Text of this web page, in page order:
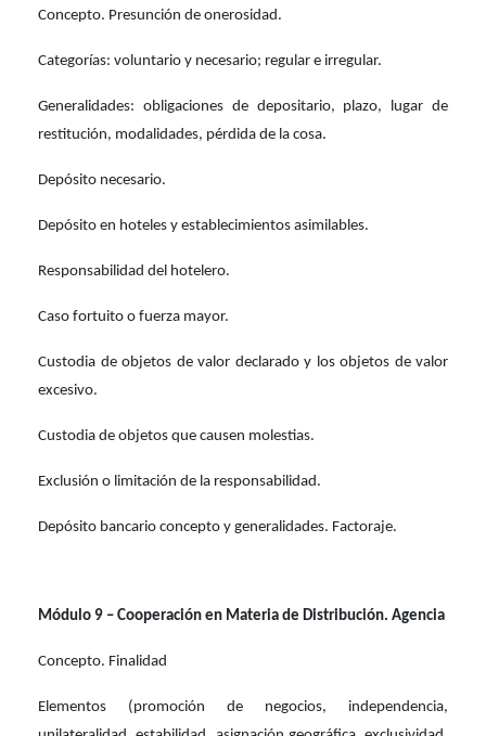
Concepto. Presunción de onerosidad.
Categorías: voluntario y necesario; regular e irregular.
Generalidades: obligaciones de depositario, plazo, lugar de
restitución, modalidades, pérdida de la cosa.
Depósito necesario.
Depósito en hoteles y establecimientos asimilables.
Responsabilidad del hotelero.
Caso fortuito o fuerza mayor.
Custodia de objetos de valor declarado y los objetos de valor
excesivo.
Custodia de objetos que causen molestias.
Exclusión o limitación de la responsabilidad.
Depósito bancario concepto y generalidades. Factoraje.
Módulo 9 – Cooperación en Materia de Distribución. Agencia
Concepto. Finalidad
Elementos (promoción de negocios, independencia,